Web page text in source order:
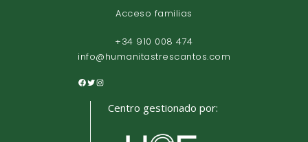
Acceso familias
+34 910 008 474
info@humanitastrescantos.com
Centro gestionado por: